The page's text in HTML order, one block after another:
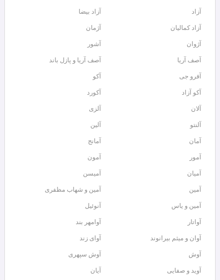
آزاد آزاد بیضا
آزاد کمالیان آژمان
آژوان آشور
آصف آریا آصف آریا و پازل باند
آفرو جی آکو
آکو آزاد آکورد
آلان آلزی
آلنتو آلین
آمان آمانج
آمور آمون
آمیان آمیسن
آمین آمین و شهاب مظفری
آمین و یاس آنوئیل
آواتار آوامهر بند
آوان و میثم بیرانوند آوای زند
آوش آوش سپهری
آوید و صفایی آیان